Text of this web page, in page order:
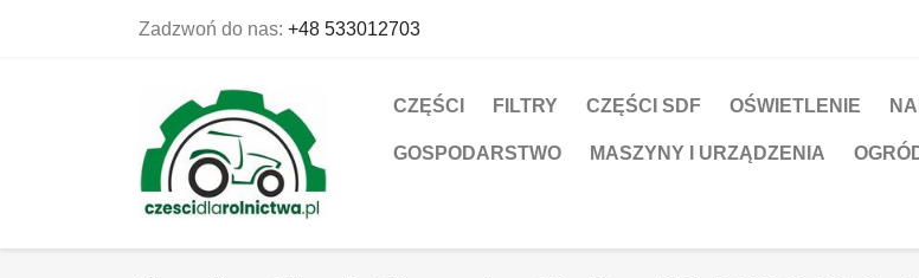
Zadzwoń do nas: +48 533012703
CZĘŚCI FILTRY CZĘŚCI SDF OŚWIETLENIE
GOSPODARSTWO MASZYNY I URZĄDZENIA